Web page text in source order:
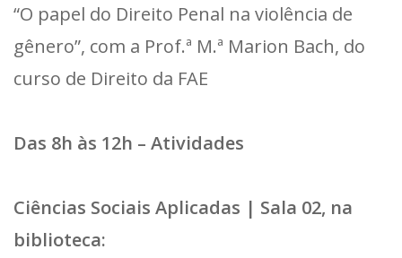
“O papel do Direito Penal na violência de
gênero”, com a Prof.ª M.ª Marion Bach, do
curso de Direito da FAE
Das 8h às 12h – Atividades
Ciências Sociais Aplicadas | Sala 02, na
biblioteca: